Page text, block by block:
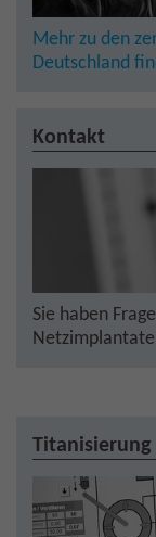
Mehr zu den
Deutschland
Kontakt
Sie haben
Titanisierung